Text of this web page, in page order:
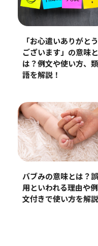
「お心遣いありがとう
ございます」の意味と
は？例文や使い方、類
語を解説！
バブみの意味とは？誤
用といわれる理由や例
文付きで使い方を解説